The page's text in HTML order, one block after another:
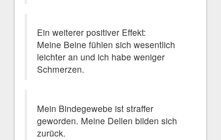
Ein weiterer positiver Effekt:
Meine Beine fühlen sich wesentlich
leichter an und ich habe weniger
Schmerzen.
Mein Bindegewebe ist straffer
geworden. Meine Dellen bilden sich
zurück.